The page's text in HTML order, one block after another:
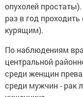
опухолей
раз в год
курящим).
По наблюдениям
центральной
среди женщин
среди мужчин - рак